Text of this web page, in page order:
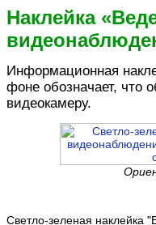
Наклейка
Информационная
фоне обозначает, что
видеокамеру.
Светло-зеленая наклейка